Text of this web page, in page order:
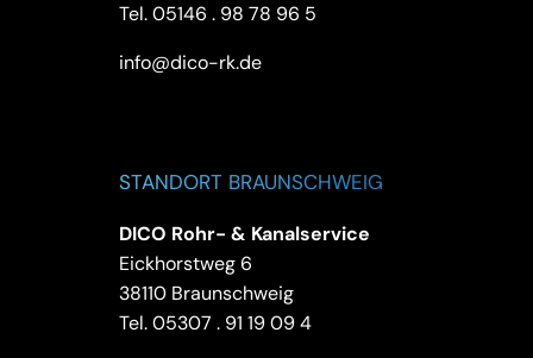
Tel.05146 . 98 78 96 5
info@dico-rk.de
STANDORT BRAUNSCHWEIG
DICO Rohr- & Kanalservice
Eickhorstweg 6
38110 Braunschweig
Tel.05307 . 91 19 09 4